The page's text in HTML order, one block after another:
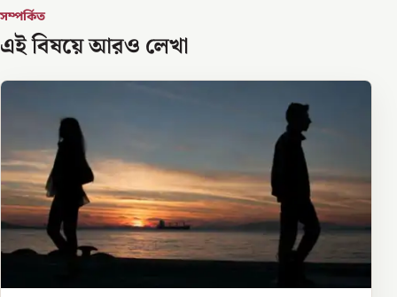
সম্পর্কিত
এই বিষয়ে আরও লেখা